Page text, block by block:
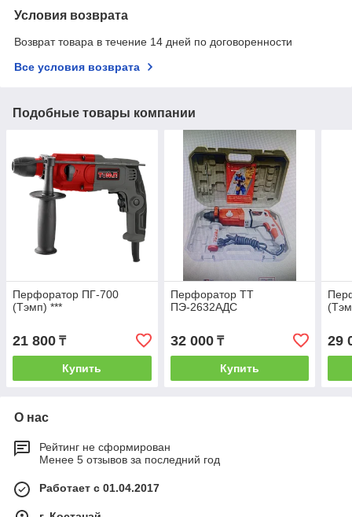
Условия возврата
Возврат товара в течение 14 дней по договоренности
Все условия возврата
Подобные товары компании
Перфоратор ПГ-700
(Тэмп) ***
21 800 ₸
Купить
Перфоратор TT
ПЭ-2632АДС
32 000₸
Купить
29
О нас
Рейтинг не сформирован
Менее 5 отзывов за последний год
Работает с 01.04.2017